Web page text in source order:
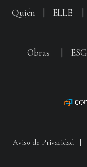
Quién ELLE
Obras ESG
Aviso de Privacidad|